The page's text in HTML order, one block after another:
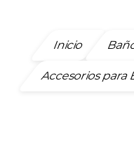
Inicio
Accesorios para